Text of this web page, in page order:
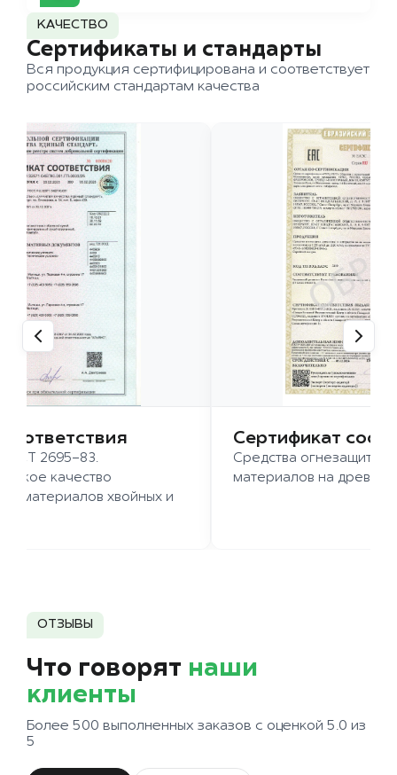
КАЧЕСТВО
Сертификаты и стандарты
Вся продукция сертифицирована и соответствует
российским стандартам качества
2695-83.
качество
хвойных и
Сертификат
Средства огнезащиты
материалов на
ОТЗЫВЫ
Что говорят наши
клиенты
Более 500 выполненных заказов с оценкой 5.0 из
5